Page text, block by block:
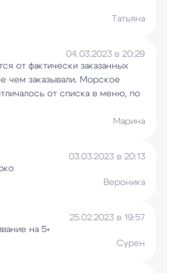
Татьяна
04.03.2023 в 20:29
от фактически заказанных
чем заказывали. Морское
от списка в меню, по
Марина
03.03.2023 в 20:13
Вероника
25.02.2023 в 19:57
на 5+
Сурен